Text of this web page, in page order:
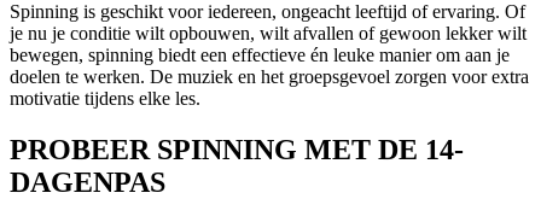
Spinning is geschikt voor iedereen, ongeacht leeftijd of ervaring. Of
je nu je conditie wilt opbouwen, wilt afvallen of gewoon lekker wilt
bewegen, spinning biedt een effectieve én leuke manier om aan je
doelen te werken. De muziek en het groepsgevoel zorgen voor extra
motivatie tijdens elke les.
PROBEER SPINNING MET DE 14-
DAGENPAS